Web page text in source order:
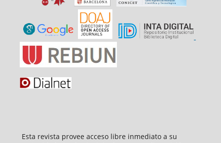
Esta revista provee acceso libre inmediato a su